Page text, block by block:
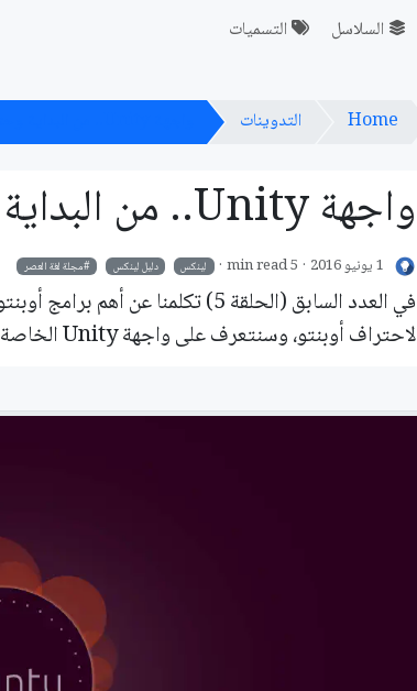
السلاسل التسميات
Home التدوينات
واجهة Unity.. من البداية وحتى الاحتراف
1 يونيو 2016 5 min read لينكس دليل لينكس مجلة لغة العصر
في العدد السابق (الحلقة 5) تكلمنا
لاحتراف أوبنتو، وسنتعرف على واجهة Unity الخاصة بتوزيعه أوبنتو ونكتشف خفاياها وأسرارها.